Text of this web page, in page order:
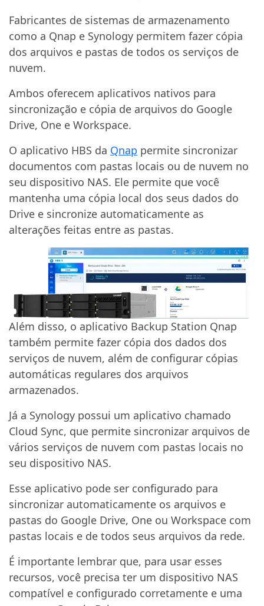
Fabricantes de sistemas de armazenamento
como a Qnap e Synology permitem fazer cópia
dos arquivos e pastas de todos os serviços de
nuvem.
Ambos oferecem aplicativos nativos para
sincronização e cópia de arquivos do Google
Drive, One e Workspace.
O aplicativo HBS da Qnap permite sincronizar
documentos com pastas locais ou de nuvem no
seu dispositivo NAS. Ele permite que você
mantenha uma cópia local dos seus dados do
Drive e sincronize automaticamente as
alterações feitas entre as pastas.
Além disso, o aplicativo Backup Station Qnap
também permite fazer cópia dos dados dos
serviços de nuvem, além de configurar cópias
automáticas regulares dos arquivos
armazenados.
Já a Synology possui um aplicativo chamado
Cloud Sync, que permite sincronizar arquivos de
vários serviços de nuvem com pastas locais no
seu dispositivo NAS.
Esse aplicativo pode ser configurado para
sincronizar automaticamente os arquivos e
pastas do Google Drive, One ou Workspace com
pastas locais e de todos seus arquivos da rede.
É importante lembrar que, para usar esses
recursos, você precisa ter um dispositivo NAS
compatível e configurado corretamente e uma